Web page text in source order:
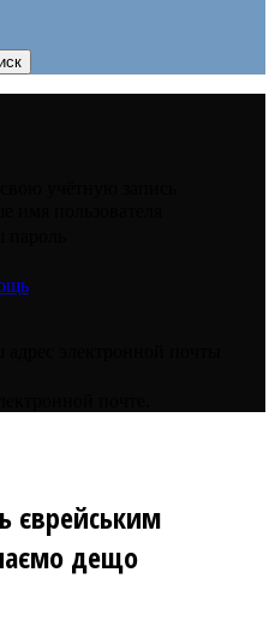
єврейським
дещо